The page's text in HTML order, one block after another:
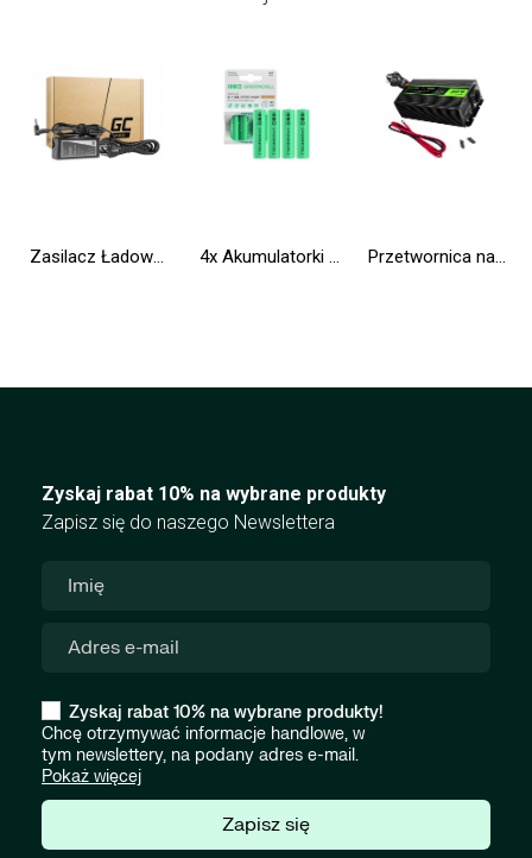
Zasilacz Ładowarka Green Cell PRO 19.5V 3.33A 65W do HP 250 G2 G3 G4 G5 15-R 15-R100NW 15-R101NW 15-R104NW 15-R233NW 15-R253NW 4x Akumulatorki Paluszki AA R6 2600mAh Ni-MH Baterie do ładowania Green Cell Przetwornica napięcia Inwerter Green Cell® tryb UPS 12V na 230V Czysta sinusoida 300W/600W do Pompy centralnego ogrzewania
Zyskaj rabat 10% na wybrane produkty
Zapisz się do naszego Newslettera
Zyskaj rabat 10% na wybrane produkty!
Chcę otrzymywać informacje handlowe, w
tym newslettery, na podany adres e-mail.
Pokaż więcej
Zapisz się